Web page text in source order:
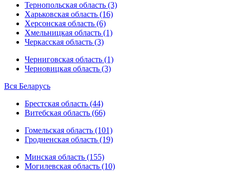
Тернопольская область (3)
Харьковская область (16)
Херсонская область (6)
Хмельницкая область (1)
Черкасская область (3)
Черниговская область (1)
Черновицкая область (3)
Вся Беларусь
Брестская область (44)
Витебская область (66)
Гомельская область (101)
Гродненская область (19)
Минская область (155)
Могилевская область (10)